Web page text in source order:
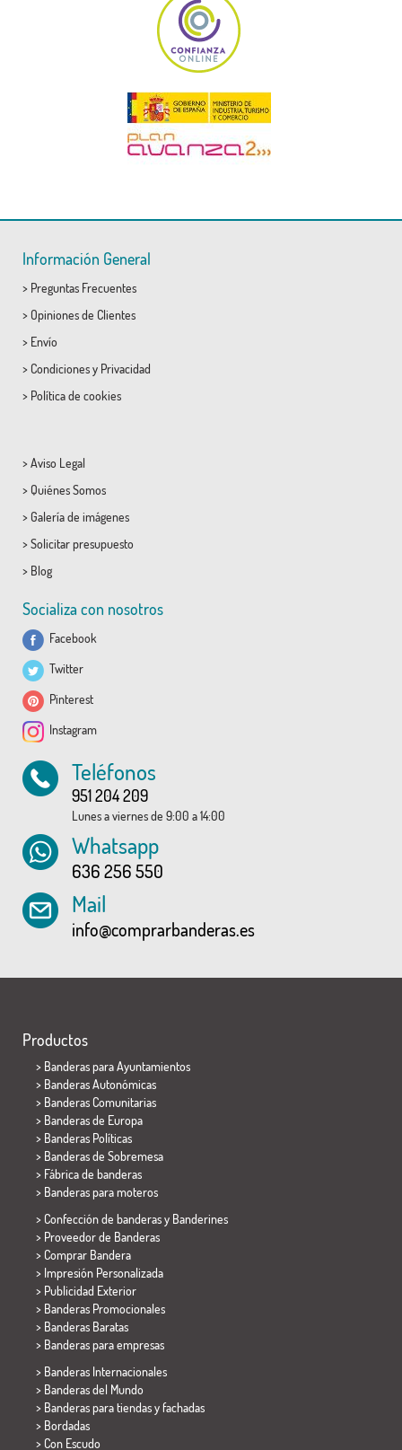
Información General
> Preguntas Frecuentes
> Opiniones de Clientes
> Envío
> Condicionesy Privacidad
> Política de cookies
> Aviso Legal
> Quiénes Somos
> Galería de imágenes
> Solicitar presupuesto
> Blog
Socializa con nosotros
Facebook
Twitter
Pinterest
Instagram
Teléfonos
951 204 209
Lunes a viernes de 9:00 a 14:00
Whatsapp
636 256 550
Mail
info@comprarbanderas.es
Productos
> Banderas para Ayuntamientos
> Banderas Autonómicas
> Banderas Comunitarias
> Banderas de Europa
> Banderas Políticas
> Banderas de Sobremesa
> Fábrica de banderas
> Banderas para moteros
> Confección de banderas y Banderines
> Proveedor de Banderas
> Comprar Bandera
> Impresión Personalizada
> Publicidad Exterior
> Banderas Promocionales
> Banderas Baratas
> Banderas para empresas
> Banderas Internacionales
> Banderas del Mundo
> Banderas para tiendas y fachadas
> Bordadas
> Con Escudo